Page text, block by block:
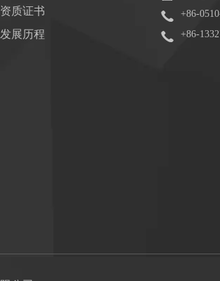
资质证书
发展历程
+86-
+86-